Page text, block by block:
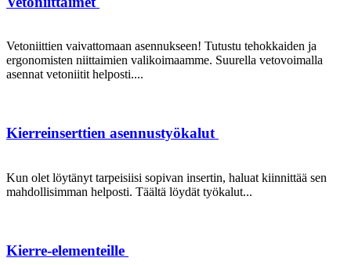
Vetoniittien vaivattomaan asennukseen! Tutustu tehokkaiden ja
ergonomisten niittaimien valikoimaamme. Suurella vetovoimalla
asennat vetoniitit helposti....
Kierreinserttien asennustyökalut
Kun olet löytänyt tarpeisiisi sopivan insertin, haluat kiinnittää sen
mahdollisimman helposti. Täältä löydät työkalut...
Kierre-elementeille